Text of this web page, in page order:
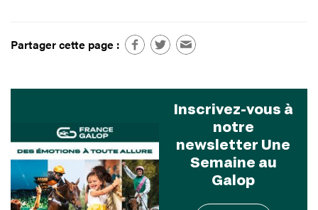
Partager cette page :
Inscrivez-vous à
notre
newsletter Une
Semaine au
Galop